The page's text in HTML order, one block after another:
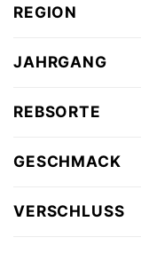
REGION
JAHRGANG
REBSORTE
GESCHMACK
VERSCHLUSS